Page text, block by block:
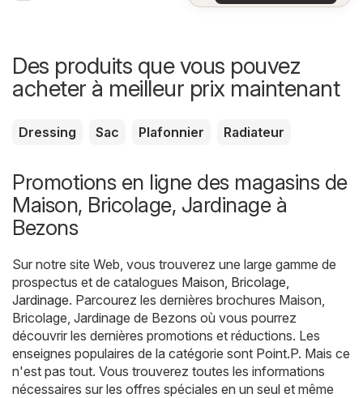
Des produits que vous pouvez
acheter à meilleur prix maintenant
Dressing Sac Plafonnier Radiateur
Promotions en ligne des magasins de
Maison, Bricolage, Jardinage à
Bezons
Sur notre site Web, vous trouverez une large gamme de
prospectus et de catalogues Maison, Bricolage,
Jardinage. Parcourez les dernières brochures Maison,
Bricolage, Jardinage de Bezons où vous pourrez
découvrir les dernières promotions et réductions. Les
enseignes populaires de la catégorie sont Point.P. Mais ce
n'est pas tout. Vous trouverez toutes les informations
nécessaires sur les offres spéciales en un seul et même